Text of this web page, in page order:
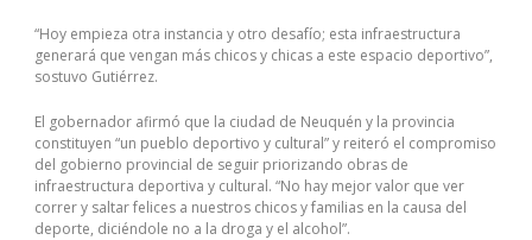
“Hoy empieza otra instancia y otro desafío; esta infraestructura
generará que vengan más chicos y chicas a este espacio deportivo”,
sostuvo Gutiérrez.
El gobernador afirmó que la ciudad de Neuquén y la provincia
constituyen “un pueblo deportivo y cultural” y reiteró el compromiso
del gobierno provincial de seguir priorizando obras de
infraestructura deportiva y cultural. “No hay mejor valor que ver
correr y saltar felices a nuestros chicos y familias en la causa del
deporte, diciéndole no a la droga y el alcohol”.